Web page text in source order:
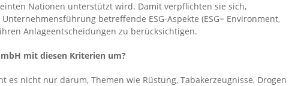
Nationen unterstützt wird. Damit verpflichten sie sich,
betreffende ESG-Aspekte (ESG= Environment,
Anlageentscheidungen zu berücksichtigen.
mit diesen Kriterien um?
es nicht nur darum, Themen wie Rüstung, Tabakerzeugnisse, Drogen